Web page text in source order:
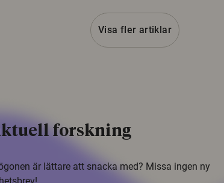
Visa fler artiklar
forskning
är lättare att snacka med? Missa ingen ny